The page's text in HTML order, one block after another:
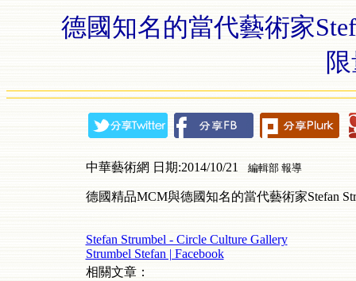
德國知名的當代藝術家
中華藝術網 日期:2014/10/21 編輯部 報導
德國精品MCM與德國知名的當代藝術家Stefan
Stefan Strumbel - Circle Culture Gallery
Strumbel Stefan | Facebook
相關文章：